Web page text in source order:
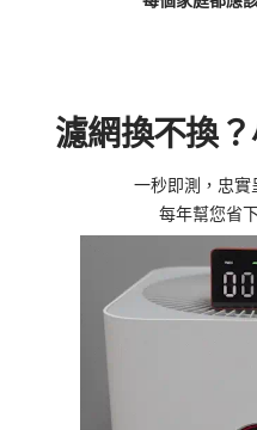
濾網換不換
一秒即測，忠實
每年幫您省